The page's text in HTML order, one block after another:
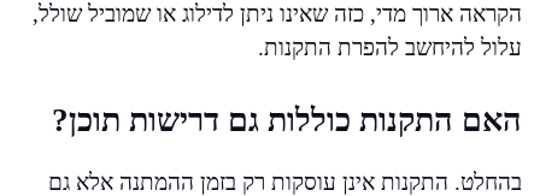
הקראה ארוך מדי, כזה שאינו ניתן לדילוג או שמוביל שולל,
עלול להיחשב להפרת התקנות.
האם התקנות כוללות גם דרישות תוכן?
בהחלט. התקנות אינן עוסקות רק בזמן ההמתנה אלא גם